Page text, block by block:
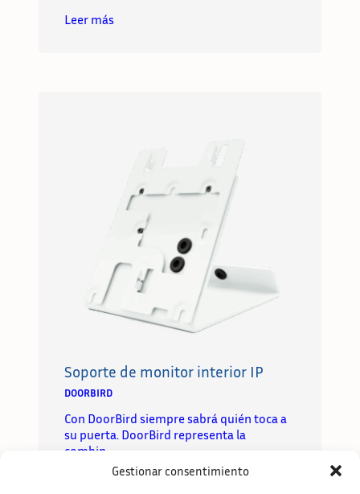
Gestionar consentimiento
Leer más
Soporte de monitor interior IP
DOORBIRD
Con DoorBird siempre sabrá quién toca a
su puerta. DoorBird representa la
combin…
Leer más